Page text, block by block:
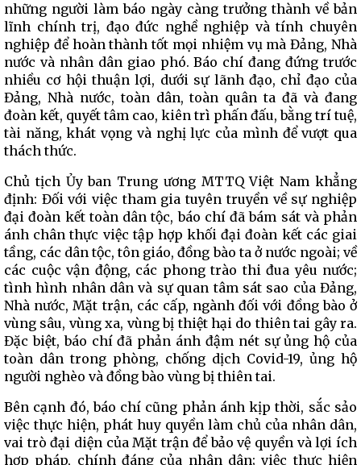
những người làm báo ngày càng trưởng thành về bản
lĩnh chính trị, đạo đức nghề nghiệp và tính chuyên
nghiệp để hoàn thành tốt mọi nhiệm vụ mà Đảng, Nhà
nước và nhân dân giao phó. Báo chí đang đứng trước
nhiều cơ hội thuận lợi, dưới sự lãnh đạo, chỉ đạo của
Đảng, Nhà nước, toàn dân, toàn quân ta đã và đang
đoàn kết, quyết tâm cao, kiên trì phấn đấu, bằng trí tuệ,
tài năng, khát vọng và nghị lực của mình để vượt qua
thách thức.
Chủ tịch Ủy ban Trung ương MTTQ Việt Nam khẳng
định: Đối với việc tham gia tuyên truyền về sự nghiệp
đại đoàn kết toàn dân tộc, báo chí đã bám sát và phản
ánh chân thực việc tập hợp khối đại đoàn kết các giai
tầng, các dân tộc, tôn giáo, đồng bào ta ở nước ngoài; về
các cuộc vận động, các phong trào thi đua yêu nước;
tình hình nhân dân và sự quan tâm sát sao của Đảng,
Nhà nước, Mặt trận, các cấp, ngành đối với đồng bào ở
vùng sâu, vùng xa, vùng bị thiệt hại do thiên tai gây ra.
Đặc biệt, báo chí đã phản ánh đậm nét sự ủng hộ của
toàn dân trong phòng, chống dịch Covid-19, ủng hộ
người nghèo và đồng bào vùng bị thiên tai.
Bên cạnh đó, báo chí cũng phản ánh kịp thời, sắc sảo
việc thực hiện, phát huy quyền làm chủ của nhân dân,
vai trò đại diện của Mặt trận để bảo vệ quyền và lợi ích
hợp pháp, chính đáng của nhân dân; việc thực hiện